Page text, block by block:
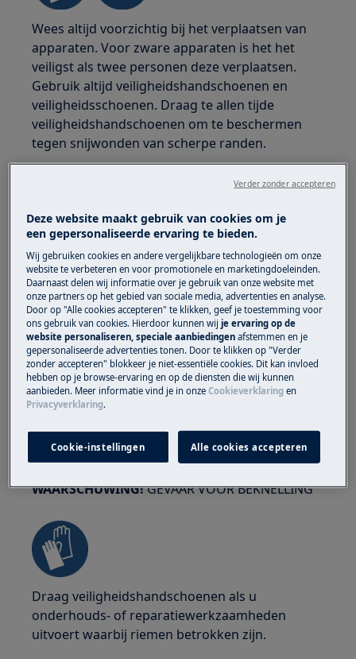
Wees altijd voorzichtig bij het verplaatsen van
apparaten. Voor zware apparaten is het het
veiligst als twee personen deze verplaatsen.
Gebruik altijd veiligheidshandschoenen en
veiligheidsschoenen. Draag te allen tijde
veiligheidshandschoenen om te beschermen
tegen snijwonden van scherpe randen.
WAARSCHUWING!GEVAAR VOOR OOGLETSEL
Draag veiligheidsbrillen als u onderhouds- of
reparatiewerkzaamheden uitvoert waarbij
veren betrokken zijn.
WAARSCHUWING!GEVAAR VOOR BEKNELLING
Draag veiligheidshandschoenen als u
onderhouds- of reparatiewerkzaamheden
uitvoert waarbij riemen betrokken zijn.
Deze website maakt gebruik van cookies om je
een gepersonaliseerde ervaring te bieden.
Wij gebruiken cookies en andere vergelijkbare technologieën om onze
website te verbeteren en voor promotionele en marketingdoeleinden.
Daarnaast delen wij informatie over je gebruik van onze website met
onze partners op het gebied van sociale media, advertenties en analyse.
Door op "Alle cookies accepteren" te klikken, geef je toestemming voor
ons gebruik van cookies. Hierdoor kunnen wijje ervaring op de
website personaliseren, speciale aanbiedingen afstemmen en je
gepersonaliseerde advertenties tonen. Door te klikken op "Verder
zonder accepteren" blokkeer je niet-essentiële cookies. Dit kan invloed
hebben op je browse-ervaring en op de diensten die wij kunnen
aanbieden. Meer informatie vind je in onzeCookieverklaring en
Privacyverklaring.
Cookie-instellingen Alle cookies accepteren
Verder zonder accepteren